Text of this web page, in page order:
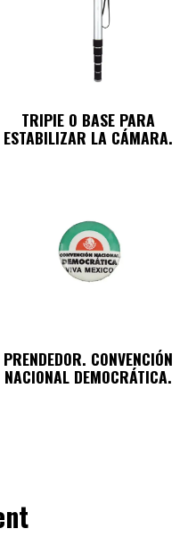
TRIPIE O BASE PARA
ESTABILIZAR LA CÁMARA.
PRENDEDOR. CONVENCIÓN
NACIONAL DEMOCRÁTICA.